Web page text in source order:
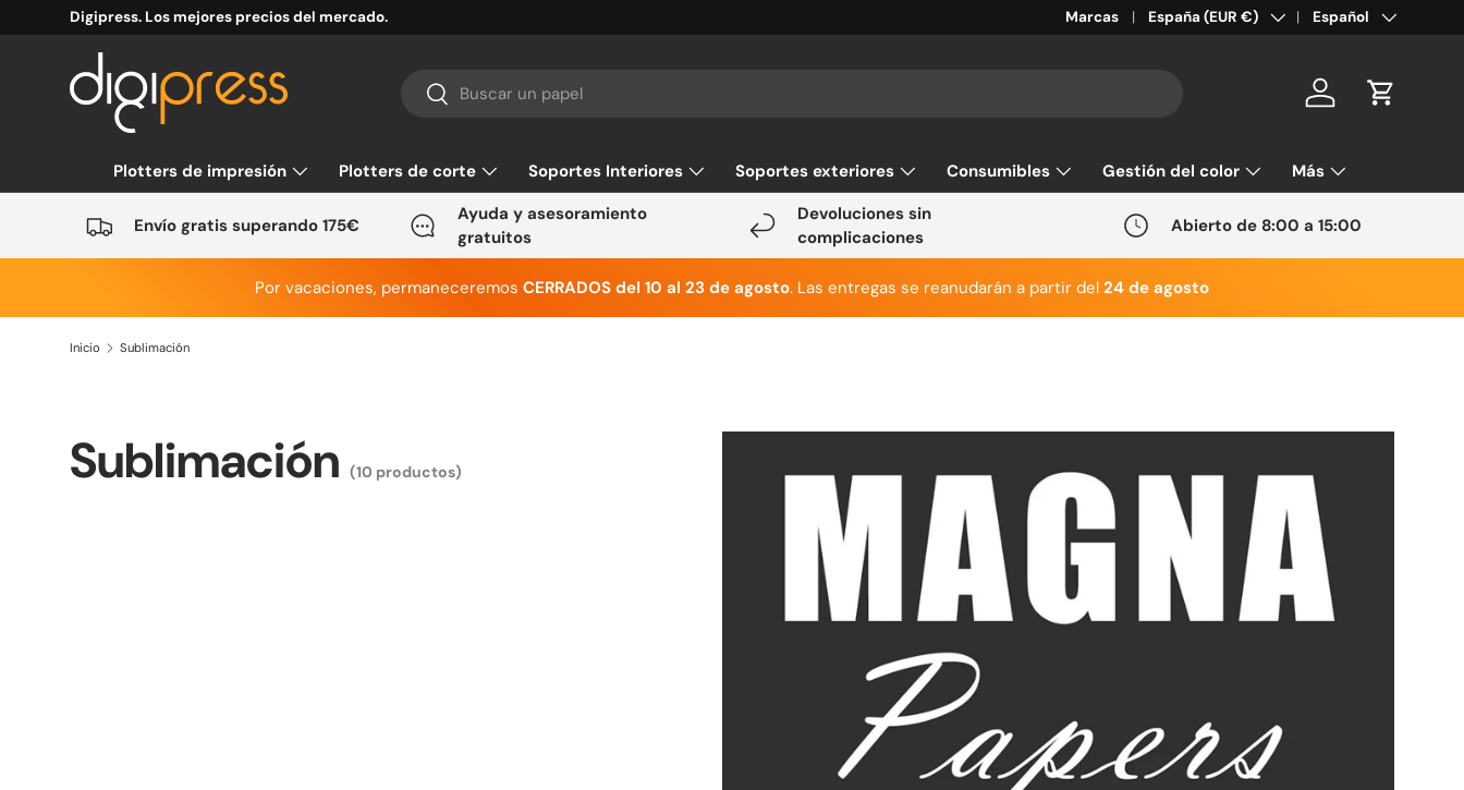
Digipress. Los mejores precios del mercado. Marcas País/Región
España (EUR €) IdiomaEspañol
Buscar
Buscar Cuenta Carrito
Plotters de impresión Plotters de corte Soportes Interiores Soportes exteriores Consumibles Gestión del color Más
Envío gratis superando 175€
Ayuda y asesoramiento
gratuitos
Devoluciones sin
complicaciones
Abierto de 8:00 a 15:00
Por vacaciones, permaneceremos CERRADOS del 10 al 23 de agosto. Las entregas se reanudarán a partir del 24 de agosto
Inicio Sublimación
Sublimación (10 productos)